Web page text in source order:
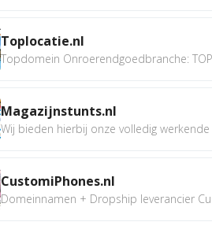
Toplocatie.nl
Topdomein Onroerendgoedbranche:
Magazijnstunts.nl
Wij bieden hierbij onze volledig werkende
CustomiPhones.nl
Domeinnamen + Dropship leverancier